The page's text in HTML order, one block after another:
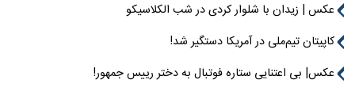
عکس | زیدان با شلوار کردی در شب الکلاسیکو
کاپیتان تیم‌ملی در آمریکا دستگیر شد!
عکس| بی اعتنایی ستاره فوتبال به دختر رییس جمهور!